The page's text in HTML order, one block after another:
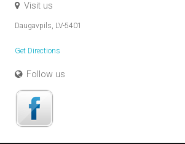
Visit us
Daugavpils, LV-5401
Get Directions
Follow us